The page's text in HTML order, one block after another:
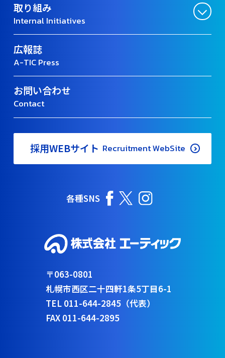
取り組み
Internal Initiatives
広報誌
A-TIC Press
お問い合わせ
Contact
採用WEBサイト Recruitment WebSite
各種SNS
〒063-0801
札幌市西区二十四軒1条5丁目6-1
TEL 011-644-2845（代表）
FAX 011-644-2895